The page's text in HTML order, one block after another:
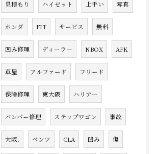
見積もり ハイゼット 上手い 写真
ホンダ FIT サービス 無料
凹み修理 ディーラー NBOX AFK
車屋 アルファード フリード
保険修理 東大阪 ハリアー
バンパー修理 ステップワゴン 事故
大阪. ベンツ CLA 凹み 傷